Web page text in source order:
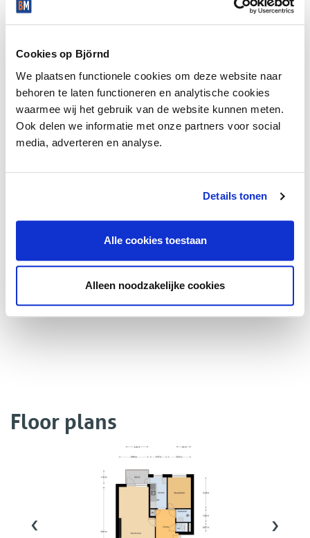
Cookies op Björnd
We plaatsen functionele cookies om deze website naar
behoren te laten functioneren en analytische cookies
waarmee wij het gebruik van de website kunnen meten.
Ook delen we informatie met onze partners voor social
media, adverteren en analyse.
Details tonen
Alle cookies toestaan
Alleen noodzakelijke cookies
Floor plans
‹ ›